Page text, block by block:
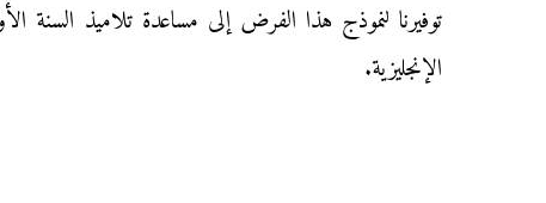
توفيرنا لنموذج هذا الفرض إلى مساعدة تلاميذ السنة
الإنجليزية.